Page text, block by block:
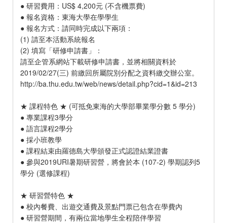
● 研習費用：US$ 4,200元 (不含機票費)
● 報名資格：東海大學在學學生
● 報名方式：請同時完成以下兩項：
(1) 請至本活動系統報名
(2) 填寫「研修申請書」：
請至企管系網站下載研修申請書，並將相關資料於
2019/02/27(三) 前繳回所屬院別分配之資料繳交辦公室。
http://ba.thu.edu.tw/web/news/detail.php?cid=1&id=213
★ 課程特色 ★ (可抵免東海的大學部畢業學分數 5 學分)
● 專業課程3學分
● 語言課程2學分
● 採小班教學
● 課程結束由羅德島大學頒發正式認證結業證書
● 參與2019URI暑期研習營，將會於本 (107-2) 學期認列5
學分 (選修課程)
★ 研習營特色 ★
● 校內餐費、出遊交通費及景點門票已包含在學費內
● 研習營期間，有兩位當地學生全程陪伴學習